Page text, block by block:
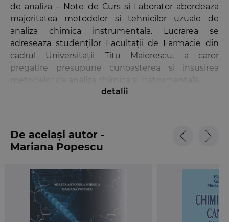
de analiza – Note de Curs si Laborator abordeaza
majoritatea metodelor si tehnicilor uzuale de
analiza chimica instrumentala. Lucrarea se
adreseaza studenților Facultații de Farmacie din
cadrul Universitații Titu Maiorescu, a caror
pregatire presupune cunoasterea si insusirea
In lucrare se prezinta o serie de capitole referitoare
electrometrice de analiza, Metode
spectrofotometrice, Analiza termica, Metode
cromatografice de analiza (cromatografia de
in strat subțire, cromatografia de schimb ionic,
cromatografia de gaze), Metode electroforetice si
noțiuni generale de validare a metodelor de
analiza. Notele de laborator conțin o serie de
detalii
De același autor -
Mariana Popescu